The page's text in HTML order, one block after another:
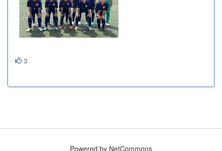
3
Powered by NetCommons